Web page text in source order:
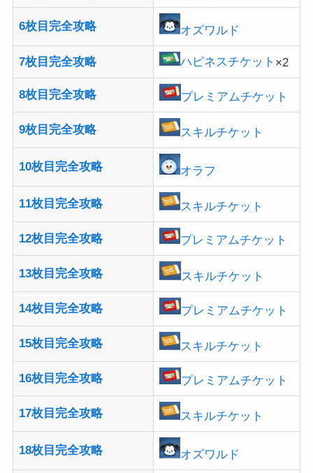
6枚目完全攻略 オズワルド
7枚目完全攻略 ハピネスチケット ×2
8枚目完全攻略 プレミアムチケット
9枚目完全攻略 スキルチケット
10枚目完全攻略 オラフ
11枚目完全攻略 スキルチケット
12枚目完全攻略 プレミアムチケット
13枚目完全攻略 スキルチケット
14枚目完全攻略 プレミアムチケット
15枚目完全攻略 スキルチケット
16枚目完全攻略 プレミアムチケット
17枚目完全攻略 スキルチケット
18枚目完全攻略 オズワルド